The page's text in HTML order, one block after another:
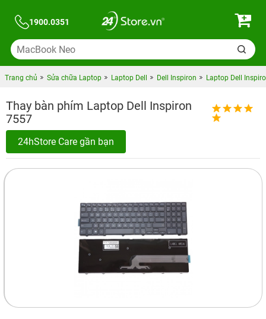
1900.0351
Trang chủ Sửa chữa Laptop Laptop Dell Dell Inspiron Laptop Dell
Thay bàn phím Laptop Dell Inspiron
7557
24hStore Care gần bạn